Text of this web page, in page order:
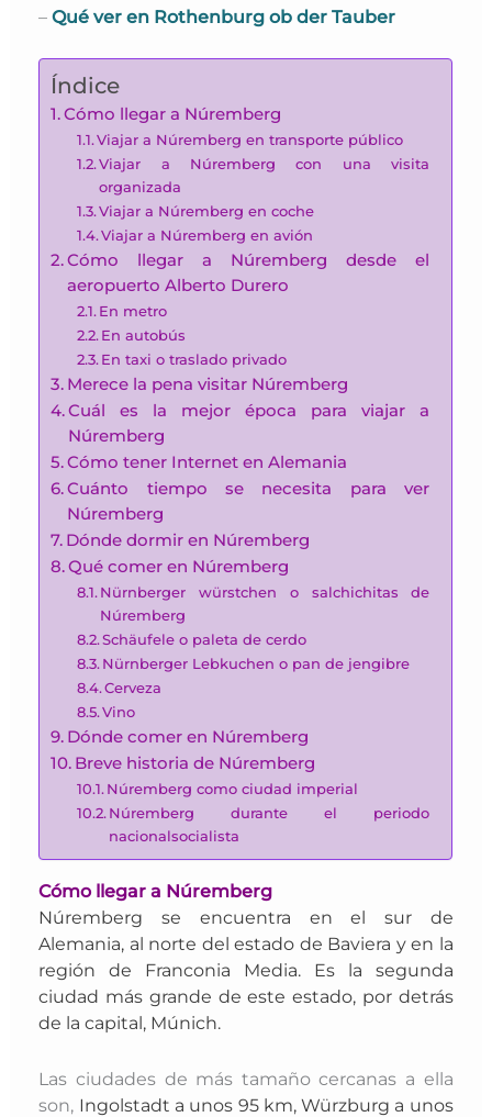
–Qué ver en Rothenburg ob der Tauber
Índice
Cómo llegar a Núremberg
Viajar a Núremberg en transporte público
Viajar a Núremberg con una visita
organizada
Viajar a Núremberg en coche
Viajar a Núremberg en avión
Cómo llegar a Núremberg desde el
aeropuerto Alberto Durero
En metro
En autobús
En taxi o traslado privado
Merece la pena visitar Núremberg
Cuál es la mejor época para viajar a
Núremberg
Cómo tener Internet en Alemania
Cuánto tiempo se necesita para ver
Núremberg
Dónde dormir en Núremberg
Qué comer en Núremberg
Nürnberger würstchen o salchichitas de
Núremberg
Schäufele o paleta de cerdo
Nürnberger Lebkuchen o pan de jengibre
Cerveza
Vino
Dónde comer en Núremberg
Breve historia de Núremberg
Núremberg como ciudad imperial
Núremberg durante el periodo
nacionalsocialista
Cómo llegar a Núremberg
Núremberg se encuentra en el
sur de
Alemania, al norte del estado de Baviera y en la
región de Franconia Media. Es la segunda
ciudad más grande de este estado, por detrás
de la capital, Múnich.
Las ciudades de más tamaño cercanas a ella
son, Ingolstadt a unos 95 km, Würzburg a unos